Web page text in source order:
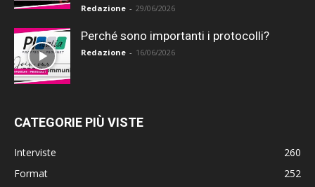
Redazione - 29/06/2026
Perché sono importanti i protocolli?
Redazione - 16/06/2026
CATEGORIE PIÙ VISTE
Interviste
260
Format
252